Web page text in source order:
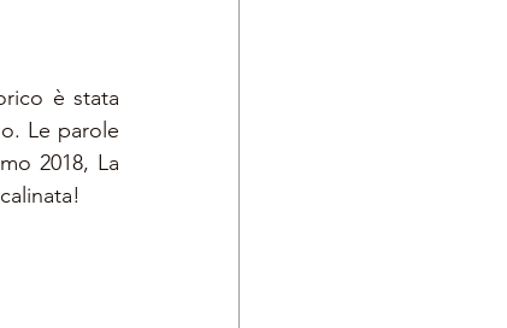
è stata
Le parole
2018, La